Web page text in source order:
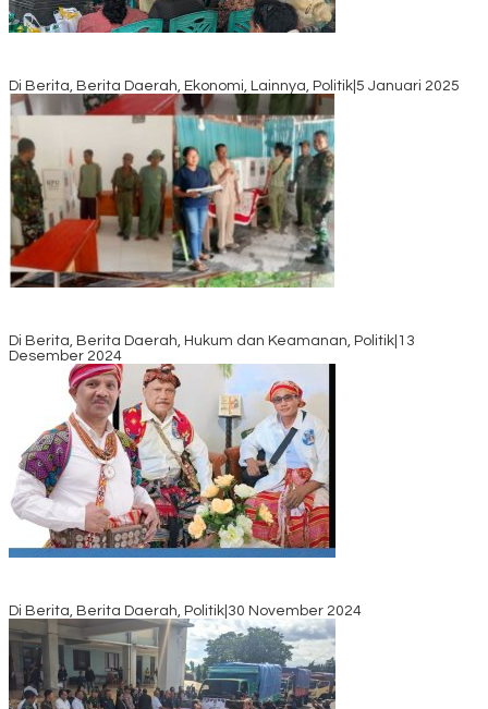
Di Berita, Berita Daerah, Ekonomi, Lainnya, Politik 5 Januari 2025
Di Berita, Berita Daerah, Hukum dan Keamanan, Politik 13
Desember 2024
Di Berita, Berita Daerah, Politik 30 November 2024